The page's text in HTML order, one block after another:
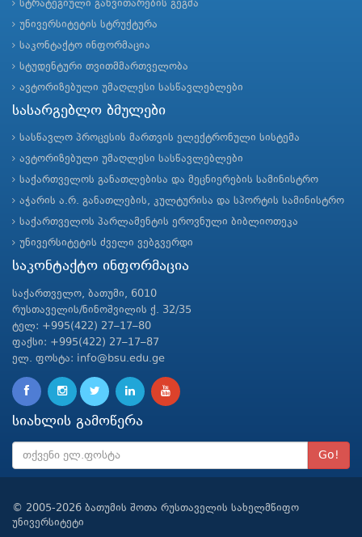
სტრატეგიული განვითარების გეგმა
უნივერსიტეტის სტრუქტურა
საკონტაქტო ინფორმაცია
სტუდენტური თვითმმართველობა
ავტორიზებული უმაღლესი სასწავლებლები
სასარგებლო ბმულები
სასწავლო პროცესის მართვის ელექტრონული სისტემა
ავტორიზებული უმაღლესი სასწავლებლები
საქართველოს განათლებისა და მეცნიერების სამინისტრო
აჭარის ა.რ. განათლების, კულტურისა და სპორტის სამინისტრო
საქართველოს პარლამენტის ეროვნული ბიბლიოთეკა
უნივერსიტეტის ძველი ვებგვერდი
საკონტაქტო ინფორმაცია
საქართველო, ბათუმი, 6010
რუსთაველის/ნინოშვილის ქ. 32/35
ტელ: +995(422) 27–17–80
ფაქსი: +995(422) 27–17–87
ელ. ფოსტა: info@bsu.edu.ge
სიახლის გამოწერა
Go!
© 2005-2026 ბათუმის შოთა რუსთაველის სახელმწიფო
უნივერსიტეტი